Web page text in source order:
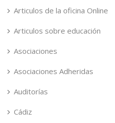
Articulos de la oficina Online
Articulos sobre educación
Asociaciones
Asociaciones Adheridas
Auditorías
Cádiz